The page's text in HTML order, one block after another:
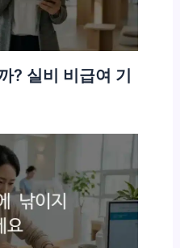
? 실비 비급여 기